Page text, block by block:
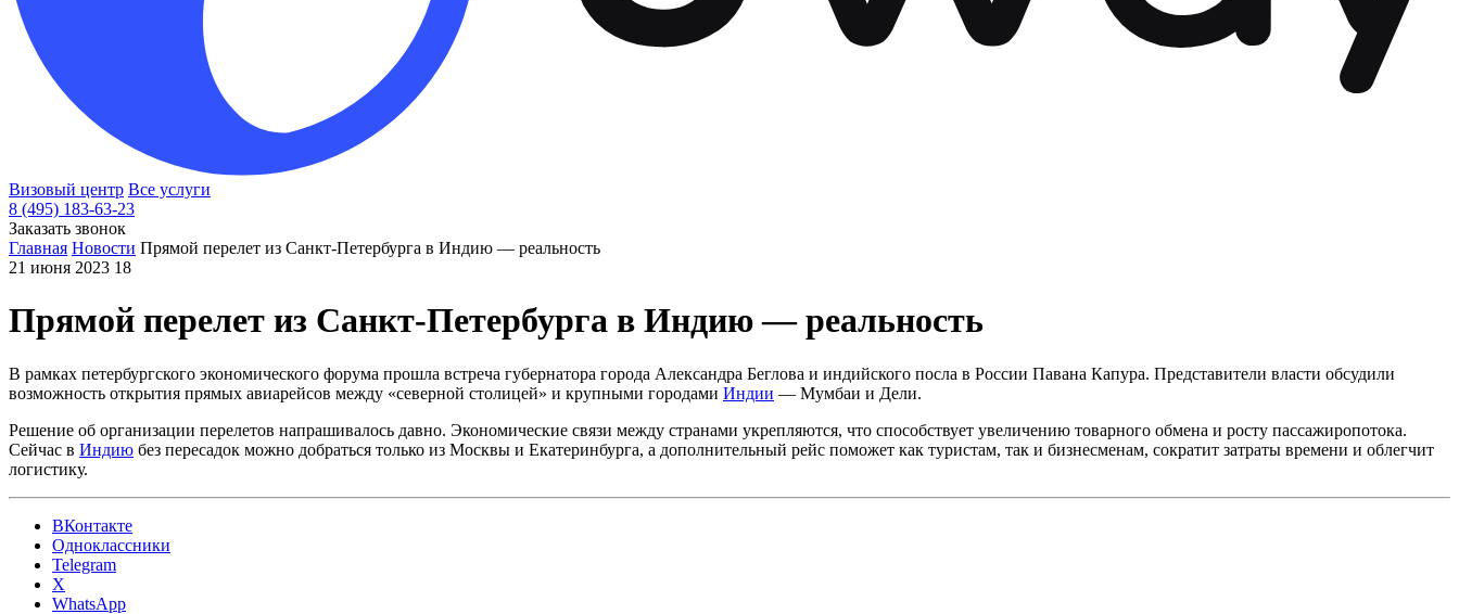
Визовый центр Все услуги
8 (495) 183-63-23
Заказать звонок
Главная Новости Прямой перелет из Санкт-Петербурга в Индию — реальность
21 июня 2023 18
Прямой перелет из Санкт-Петербурга в Индию — реальность
В рамках петербургского экономического форума прошла встреча губернатора города Александра Беглова и индийского посла в России Павана Капура. Представители власти обсудили
возможность открытия прямых авиарейсов между «северной столицей» и крупными городами Индии — Мумбаи и Дели.
Решение об организации перелетов напрашивалось давно. Экономические связи между странами укрепляются, что способствует увеличению товарного обмена и росту пассажиропотока.
Сейчас в Индию без пересадок можно добраться только из Москвы и Екатеринбурга, а дополнительный рейс поможет как туристам, так и бизнесменам, сократит затраты времени и облегчит
логистику.
ВКонтакте
Одноклассники
Telegram
X
WhatsApp